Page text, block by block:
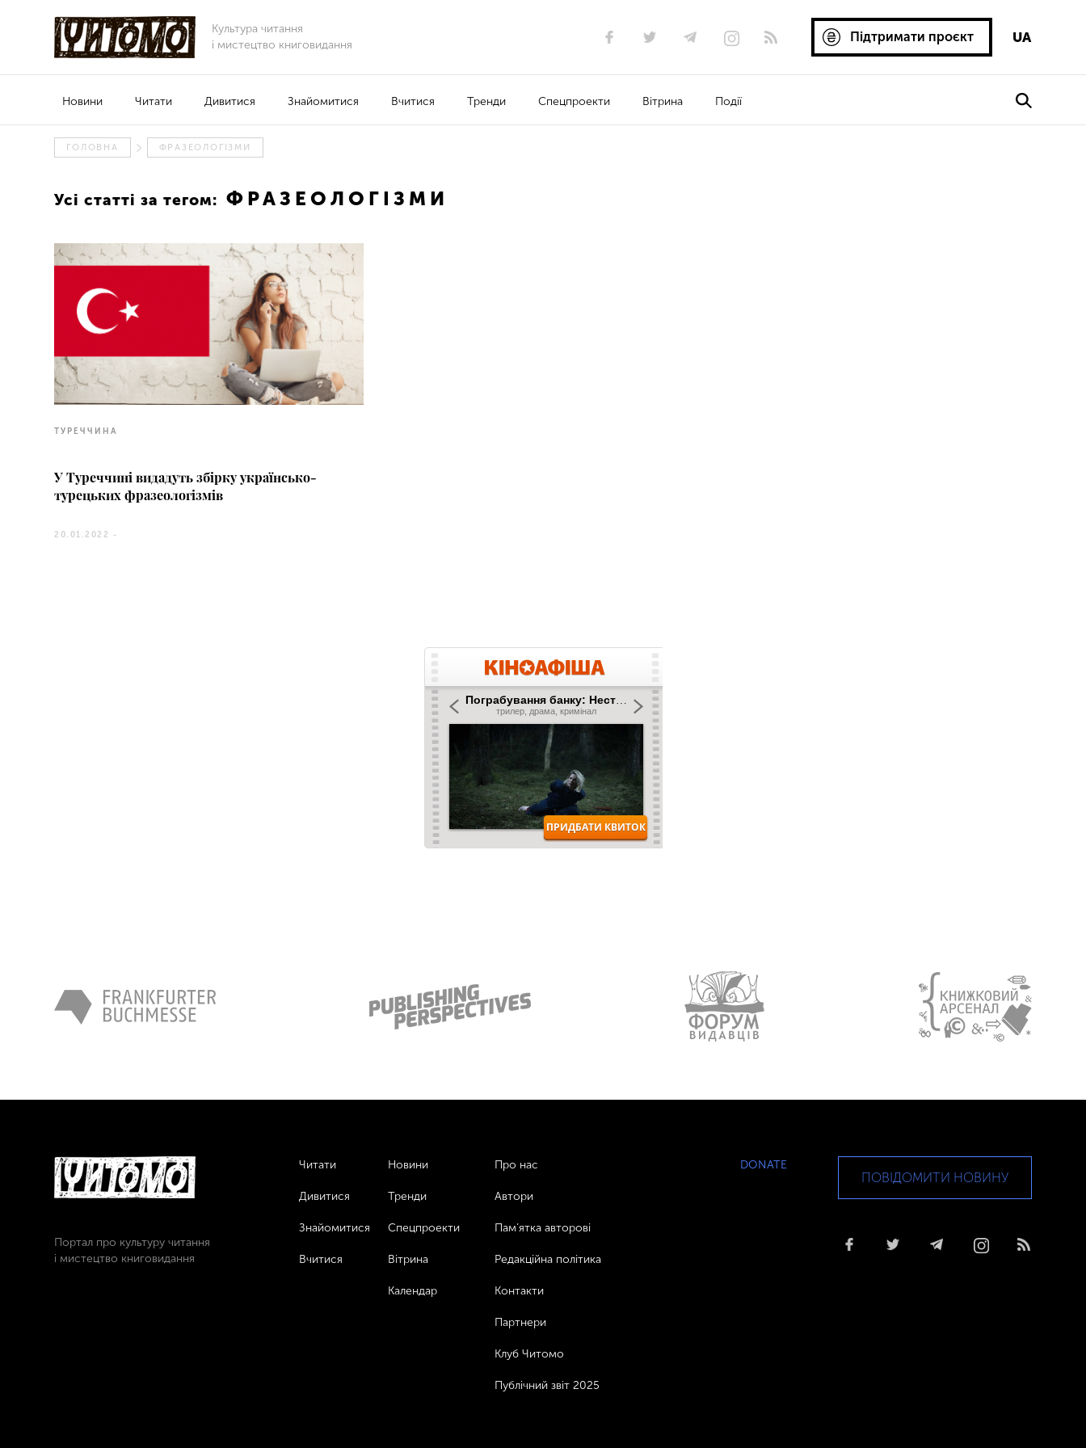
Культура читання
і мистецтво книговидання
UA
Підтримати проєкт
Новини Читати Дивитися Знайомитися Вчитися Тренди Спецпроекти Вітрина Події
ГОЛОВНА ФРАЗЕОЛОГІЗМИ
Усі статті за тегом: ФРАЗЕОЛОГІЗМИ
ТУРЕЧЧИНА
У Туреччині видадуть збірку українсько-
турецьких фразеологізмів
20.01.2022 -
Портал про культуру читання
і мистецтво книговидання
Читати
Дивитися
Знайомитися
Вчитися
Новини
Тренди
Спецпроекти
Вітрина
Календар
Про нас
Автори
Пам’ятка авторові
Редакційна політика
Контакти
Партнери
Клуб Читомо
Публічний звіт 2025
DONATE
ПОВІДОМИТИ НОВИНУ